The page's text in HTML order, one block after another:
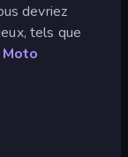
devriez
tels que